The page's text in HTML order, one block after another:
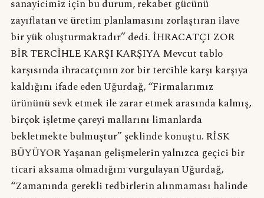
sanayicimiz için bu durum, rekabet gücünü
zayıflatan ve üretim planlamasını zorlaştıran ilave
bir yük oluşturmaktadır” dedi. İHRACATÇI ZOR
BİR TERCİHLE KARŞI KARŞIYA Mevcut tablo
karşısında ihracatçının zor bir tercihle karşı karşıya
kaldığını ifade eden Uğurdağ, “Firmalarımız
ürününü sevk etmek ile zarar etmek arasında kalmış,
birçok işletme çareyi mallarını limanlarda
bekletmekte bulmuştur” şeklinde konuştu. RİSK
BÜYÜYOR Yaşanan gelişmelerin yalnızca geçici bir
ticari aksama olmadığını vurgulayan Uğurdağ,
“Zamanında gerekli tedbirlerin alınmaması halinde